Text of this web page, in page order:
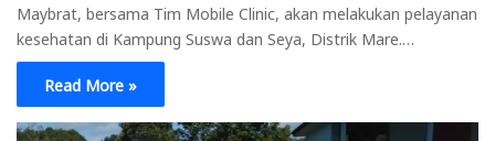
Maybrat, bersama Tim Mobile Clinic, akan melakukan pelayanan
kesehatan di Kampung Suswa dan Seya, Distrik Mare.…
Read More »